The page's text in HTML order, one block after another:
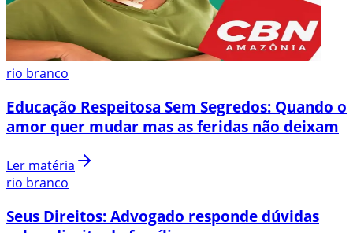
rio branco
Educação Respeitosa Sem Segredos: Quando o
amor quer mudar mas as feridas não deixam
Ler matéria
rio branco
Seus Direitos: Advogado responde dúvidas